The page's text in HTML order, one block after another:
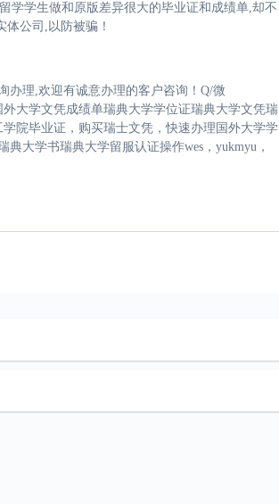
学学生做和原版差异很大的毕业证和成绩单,却不
公司,以防被骗！
办理,欢迎有诚意办理的客户咨询！Q/微
大学文凭成绩单瑞典大学学位证瑞典大学文凭瑞
院毕业证，购买瑞士文凭，快速办理国外大学学
大学书瑞典大学留服认证操作wes，yukmyu，